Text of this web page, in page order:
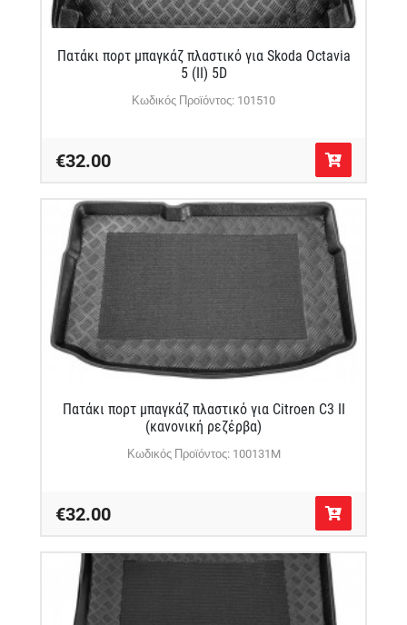
Πατάκι πορτ μπαγκάζ πλαστικό για Skoda Octavia
5 (II) 5D
Κωδικός Προϊόντος: 101510
€32.00
Πατάκι πορτ μπαγκάζ πλαστικό για Citroen C3 II
(κανονική ρεζέρβα)
Κωδικός Προϊόντος: 100131M
€32.00